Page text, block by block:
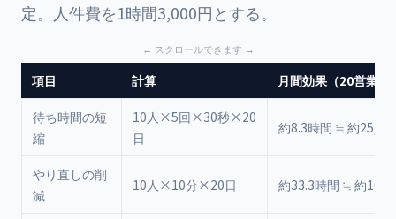
定。人件費を1時間3,000円とする。
項目 計算 月間効果（20営業日
待ち時間の短
縮
10人×5回×30秒×20
日
約8.3時間 ≒ 約
やり直しの削
減
10人×10分×20日 約33.3時間 ≒ 約